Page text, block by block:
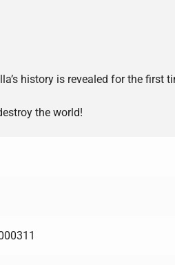
history is revealed for the first
the world!